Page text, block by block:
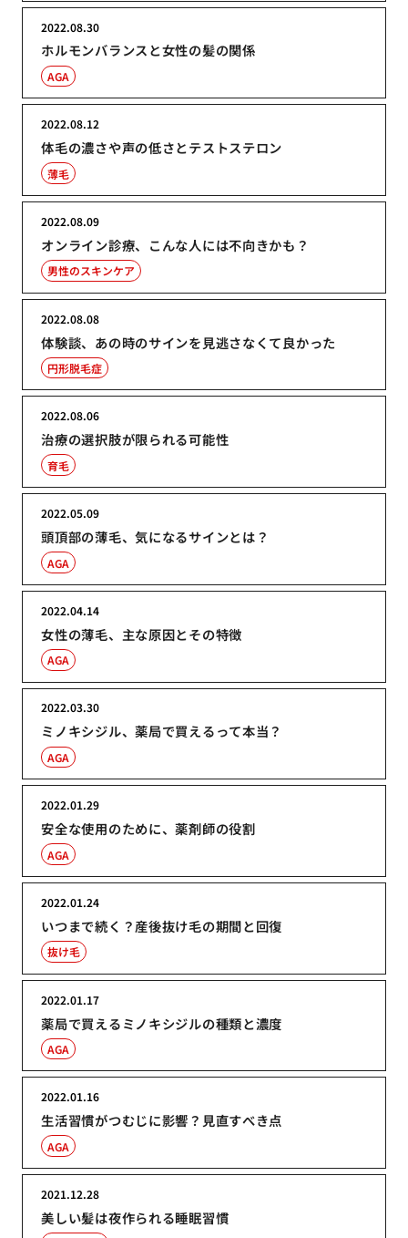
ホルモンバランスと女性の髪の関係
2022.08.30
AGA
体毛の濃さや声の低さとテストステロン
2022.08.12
薄毛
オンライン診療、こんな人には不向きかも？
2022.08.09
男性のスキンケア
体験談、あの時のサインを見逃さなくて良かった
2022.08.08
円形脱毛症
治療の選択肢が限られる可能性
2022.08.06
育毛
頭頂部の薄毛、気になるサインとは？
2022.05.09
AGA
女性の薄毛、主な原因とその特徴
2022.04.14
AGA
ミノキシジル、薬局で買えるって本当？
2022.03.30
AGA
安全な使用のために、薬剤師の役割
2022.01.29
AGA
いつまで続く？産後抜け毛の期間と回復
2022.01.24
抜け毛
薬局で買えるミノキシジルの種類と濃度
2022.01.17
AGA
生活習慣がつむじに影響？見直すべき点
2022.01.16
AGA
美しい髪は夜作られる睡眠習慣
2021.12.28